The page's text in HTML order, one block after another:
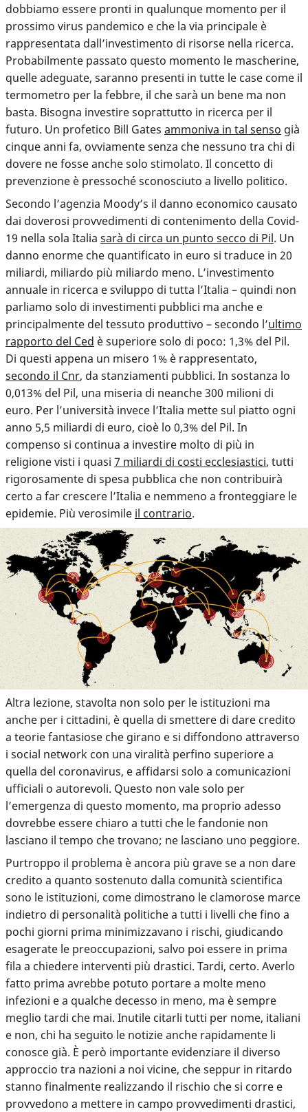
dobbiamo essere pronti in qualunque momento per il
prossimo virus pandemico e che la via principale è
rappresentata dall’investimento di risorse nella ricerca.
Probabilmente passato questo momento le mascherine,
quelle adeguate, saranno presenti in tutte le case come il
termometro per la febbre, il che sarà un bene ma non
basta. Bisogna investire soprattutto in ricerca per il
futuro. Un profetico Bill Gates ammoniva in tal senso già
cinque anni fa, ovviamente senza che nessuno tra chi di
dovere ne fosse anche solo stimolato. Il concetto di
prevenzione è pressoché sconosciuto a livello politico.
Secondo l’agenzia Moody’s il danno economico causato
dai doverosi provvedimenti di contenimento della Covid-
19 nella sola Italia sarà di circa un punto secco di Pil. Un
danno enorme che quantificato in euro si traduce in 20
miliardi, miliardo più miliardo meno. L’investimento
annuale in ricerca e sviluppo di tutta l’Italia – quindi non
parliamo solo di investimenti pubblici ma anche e
principalmente del tessuto produttivo – secondo l’ultimo
rapporto del Ced è superiore solo di poco: 1,3% del Pil.
Di questi appena un misero 1% è rappresentato,
secondo il Cnr, da stanziamenti pubblici. In sostanza lo
0,013% del Pil, una miseria di neanche 300 milioni di
euro. Per l’università invece l’Italia mette sul piatto ogni
anno 5,5 miliardi di euro, cioè lo 0,3% del Pil. In
compenso si continua a investire molto di più in
religione visti i quasi 7 miliardi di costi ecclesiastici, tutti
rigorosamente di spesa pubblica che non contribuirà
certo a far crescere l’Italia e nemmeno a fronteggiare le
epidemie. Più verosimile il contrario.
Altra lezione, stavolta non solo per le istituzioni ma
anche per i cittadini, è quella di smettere di dare credito
a teorie fantasiose che girano e si diffondono attraverso
i social network con una viralità perfino superiore a
quella del coronavirus, e affidarsi solo a comunicazioni
ufficiali o autorevoli. Questo non vale solo per
l’emergenza di questo momento, ma proprio adesso
dovrebbe essere chiaro a tutti che le fandonie non
lasciano il tempo che trovano; ne lasciano uno peggiore.
Purtroppo il problema è ancora più grave se a non dare
credito a quanto sostenuto dalla comunità scientifica
sono le istituzioni, come dimostrano le clamorose marce
indietro di personalità politiche a tutti i livelli che fino a
pochi giorni prima minimizzavano i rischi, giudicando
esagerate le preoccupazioni, salvo poi essere in prima
fila a chiedere interventi più drastici. Tardi, certo. Averlo
fatto prima avrebbe potuto portare a molte meno
infezioni e a qualche decesso in meno, ma è sempre
meglio tardi che mai. Inutile citarli tutti per nome, italiani
e non, chi ha seguito le notizie anche rapidamente li
conosce già. È però importante evidenziare il diverso
approccio tra nazioni a noi vicine, che seppur in ritardo
stanno finalmente realizzando il rischio che si corre e
provvedono a mettere in campo provvedimenti drastici,